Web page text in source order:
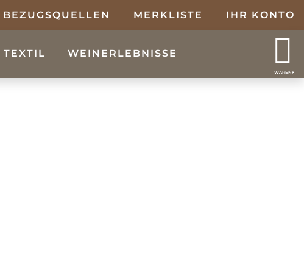
BEZUGSQUELLEN MERKLISTE IHR KONTO
TEXTIL WEINERLEBNISSE
WARENKORB